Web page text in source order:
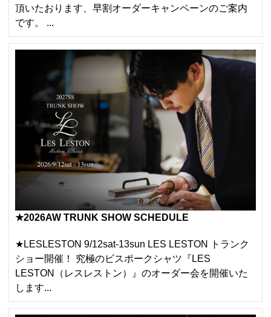
頂いたおります、早割オーダーキャンペーンのご案内
です。 ...
★2026AW TRUNK SHOW SCHEDULE
★LESLESTON 9/12sat-13sun LES LESTON トランク
ショー開催！ 究極のビスポークシャツ『LES
LESTON（レスレストン）』のオーダー会を開催いた
します...